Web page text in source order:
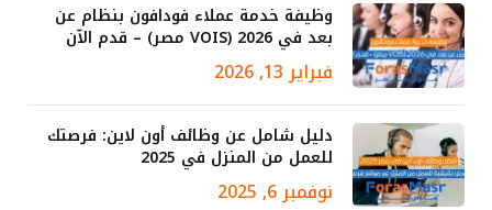
وظيفة خدمة عملاء فودافون بنظام عن
بعد في 2026 (VOIS مصر) – قدم الآن
فبراير 13, 2026
دليل شامل عن وظائف أون لاين: فرصتك
للعمل من المنزل في 2025
نوفمبر 6, 2025